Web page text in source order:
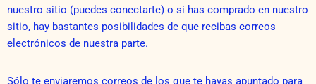
nuestro sitio (puedes conectarte) o si has comprado en nuestro
sitio, hay bastantes posibilidades de que recibas correos
electrónicos de nuestra parte.
Sólo te enviaremos correos de los que te hayas apuntado para